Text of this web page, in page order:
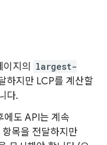
지의
largest-
하지만 LCP를 계산할
다.
에도 API는 계속
항목을 전달하지만